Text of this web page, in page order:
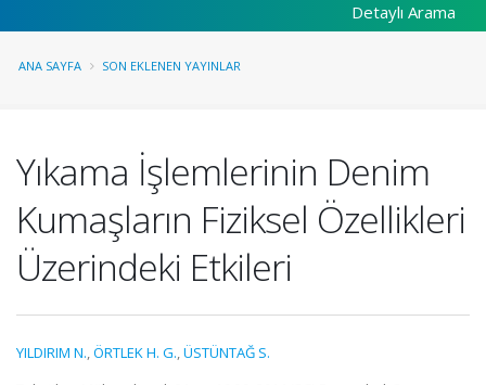
Detaylı Arama
ANA SAYFA SON EKLENEN YAYINLAR
Yıkama İşlemlerinin Denim
Kumaşların Fiziksel Özellikleri
Üzerindeki Etkileri
YILDIRIM N.,ÖRTLEK H. G.,ÜSTÜNTAĞ S.